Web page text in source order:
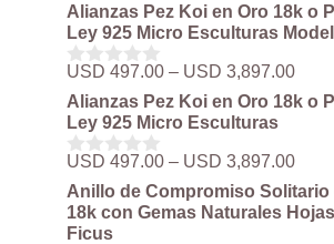
Alianzas Pez Koi en Oro 18k o
Ley 925 Micro Esculturas
0
d
e
5
USD 497.00 – USD 3,897.00
de
USD
Alianzas Pez Koi en Oro 18k o
Ley 925 Micro Esculturas
0
d
e
5
USD 497.00 – USD 3,897.00
de
Anillo de Compromiso Solitario
18k con Gemas Naturales
Ficus